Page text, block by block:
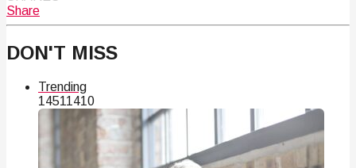
Share
DON'T MISS
Trending
14511410